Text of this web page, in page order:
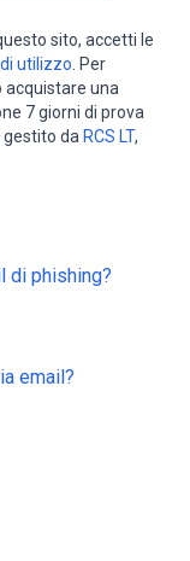
sito, accetti le
utilizzo. Per
una
7 giorni di prova
gestito da RCS LT,
di phishing?
email?